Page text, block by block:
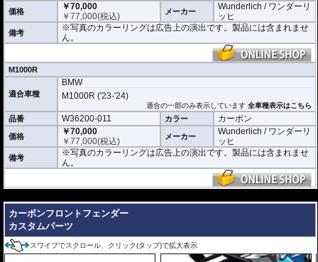
価格
￥70,000
￥77,000(税込) メーカー
Wunderlich / ワンダーリ
ッヒ
備考
※写真のカラーリングは広告上の演出です。製品には含まれませ
ん。
M1000R
適合車種
BMW
M1000R ('23-'24)
適合の一部のみ表示しています全車種表示はこちら
品番 W36200-011 カラー カーボン
価格
￥70,000
￥77,000(税込) メーカー
Wunderlich / ワンダーリ
ッヒ
備考
※写真のカラーリングは広告上の演出です。製品には含まれませ
ん。
カーボンフロントフェンダー
カスタムパーツ
スワイプでスクロール、クリック(タップ)で拡大表示